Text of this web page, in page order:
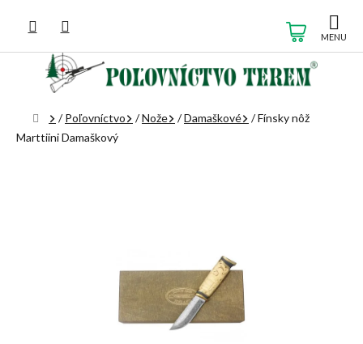
obsah
KOŠÍK
Domov
/ Poľovníctvo /Nože /Damaškové /Fínsky nôž
Marttiini Damaškový